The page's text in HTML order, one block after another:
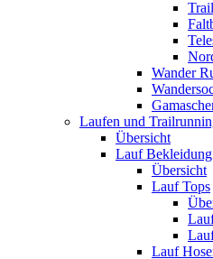
Wander
Laufen und
Übersicht
Lauf Bekleidung
Übersicht
Lauf Tops
Lauf